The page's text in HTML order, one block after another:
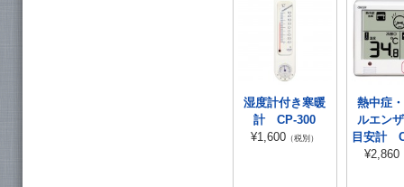
湿度計付き寒暖
計 CP-300
¥1,600 （税別）
熱中症
ルエン
目安計
¥2,860